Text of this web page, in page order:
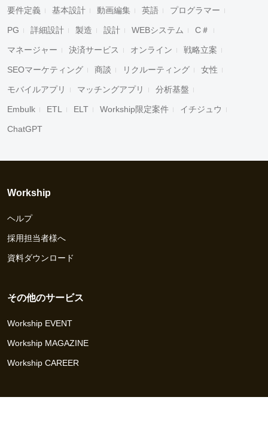
要件定義 基本設計 動画編集 英語 プログラマー
PG 詳細設計 製造 設計 WEBシステム C＃
マネージャー 決済サービス オンライン 戦略立案
SEOマーケティング 商談 リクルーティング 女性
モバイルアプリ マッチングアプリ 分析基盤
Embulk ETL ELT Workship限定案件 イチジュウ
ChatGPT
Workship
ヘルプ
採用担当者様へ
資料ダウンロード
その他のサービス
Workship EVENT
Workship MAGAZINE
Workship CAREER